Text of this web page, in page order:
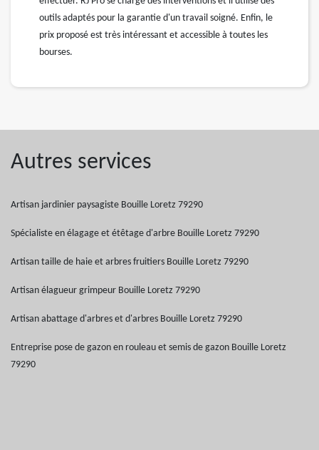
outils adaptés pour la garantie d'un travail soigné. Enfin, le
prix proposé est très intéressant et accessible à toutes les
bourses.
Autres services
Artisan jardinier paysagiste Bouille Loretz 79290
Spécialiste en élagage et étêtage d'arbre Bouille Loretz 79290
Artisan taille de haie et arbres fruitiers Bouille Loretz 79290
Artisan élagueur grimpeur Bouille Loretz 79290
Artisan abattage d'arbres et d'arbres Bouille Loretz 79290
Entreprise pose de gazon en rouleau et semis de gazon Bouille Loretz
79290